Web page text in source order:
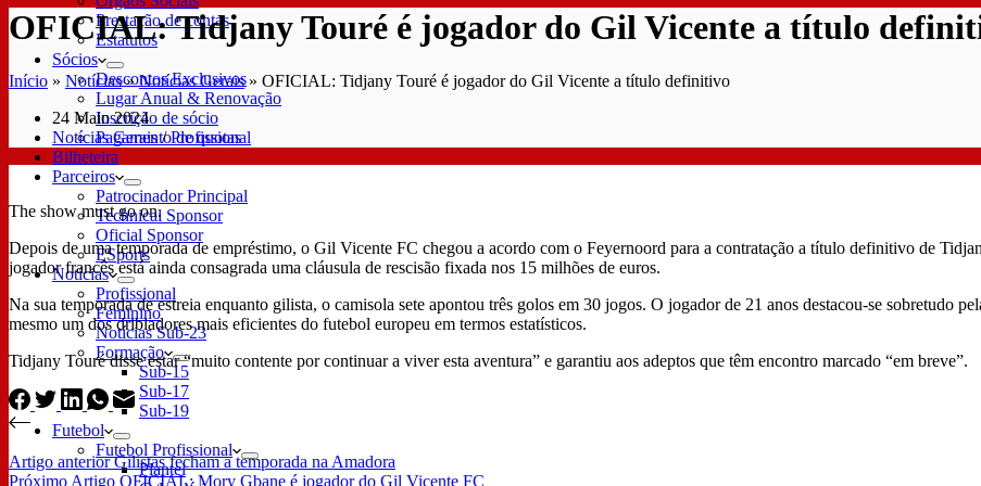
Prestação de contas
Estatutos
Sócios
Descontos Exclusivos
Lugar Anual & Renovação
Inscrição de sócio
Pagamento de quotas
Bilheteira
Parceiros
Patrocinador Principal
Technical Sponsor
Oficial Sponsor
ESports
Notícias
Profissional
Feminino
Notícias Sub-23
Formação
Sub-15
Sub-17
Sub-19
Futebol
Futebol Profissional
Plantel
OFICIAL: Tidjany Touré é jogador do Gil Vicente a título
Início » Notícias»Notícias Gerais» OFICIAL: Tidjany Touré é jogador do Gil Vicente a título definitivo
24 Maio 2024
Notícias Gerais/Profissional
The show must go on.
Depois de uma temporada de empréstimo, o Gil Vicente FC chegou a acordo com o Feyernoord para a contratação a título definitivo de
jogador francês está ainda consagrada uma cláusula de rescisão fixada nos 15 milhões de euros.
Na sua temporada de estreia enquanto gilista, o camisola sete apontou três golos em 30 jogos. O jogador de 21 anos destacou-se sobretudo
mesmo um dos dribladores mais eficientes do futebol europeu em termos estatísticos.
Tidjany Touré disse estar “muito contente por continuar a viver esta aventura” e garantiu aos adeptos que têm encontro marcado “em breve”.
Artigo anteriorGilistas fecham a temporada na Amadora
Próximo Artigo OFICIAL: Mory Gbane é jogador do Gil Vicente FC